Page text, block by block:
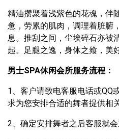
精油攒聚着浅紫色的花魂，伴
惫，劳累的肌肉，调理着脏腑
息。推刮之间，尘埃碎石亦被
起。足腿之逸，身体之飨，美
男士SPA休闲会所服务流程：
1、客户请致电客服电话或QQ
求为您安排合适的舞者提供相
2、确定安排舞者之后客服就会